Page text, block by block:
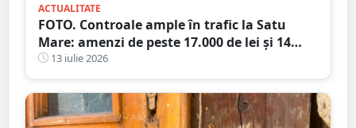
ACTUALITATE
FOTO. Controale ample în trafic la Satu
Mare: amenzi de peste 17.000 de lei și 14
certificate de înmatriculare reținute. Trei
șoferi s-au ales cu dosare penale
13 iulie 2026